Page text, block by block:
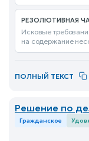
РЕЗОЛЮТИВНАЯ
Исковые
на содержание
ПОЛНЫЙ ТЕКСТ
Решение по
Гражданское